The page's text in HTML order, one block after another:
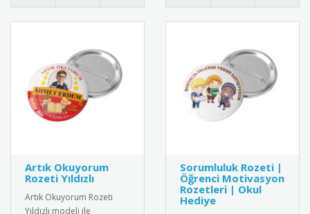
Artık Okuyorum
Rozeti Yıldızlı
Artık Okuyorum Rozeti
Yıldızlı modeli ile
Sorumluluk Rozeti |
Öğrenci Motivasyon
Rozetleri | Okul
Hediye